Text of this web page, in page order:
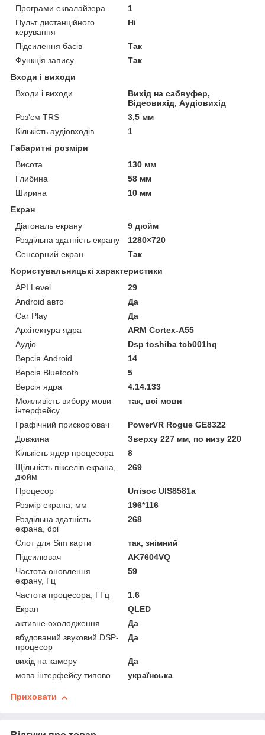
Програми еквалайзера
1
Пульт дистанційного
керування
Ні
Підсилення басів
Так
Функція запису
Так
Входи і виходи
Входи і виходи
Вихід на сабвуфер,
Відеовихід, Аудіовихід
Роз'єм TRS
3,5 мм
Кількість аудіовходів
1
Габаритні розміри
Висота
130 мм
Глибина
58 мм
Ширина
10 мм
Екран
Діагональ екрану
9 дюйм
Роздільна здатність екрану
1280×720
Сенсорний екран
Так
Користувальницькі характеристики
API Level
29
Android авто
Да
Car Play
Да
Архітектура ядра
ARM Cortex-A55
Аудіо
Dsp toshiba tcb001hq
Версія Android
14
Версія Bluetooth
5
Версія ядра
4.14.133
Можливість вибору мови
інтерфейсу
так, всі мови
Графічний прискорювач
PowerVR Rogue GE8322
Довжина
Зверху 227 мм, по низу 220
Кількість ядер процесора
8
Щільність пікселів екрана,
дюйм
269
Процесор
Unisoc UIS8581a
Розмір екрана, мм
196*116
Роздільна здатність
екрана, dpi
268
Слот для Sim карти
так, знімний
Підсилювач
AK7604VQ
Частота оновлення
екрану, Гц
59
Частота процесора, ГГц
1.6
Екран
QLED
активне охолодження
Да
вбудований звуковий DSP-
процесор
Да
вихід на камеру
Да
мова інтерфейсу типово
українська
Приховати